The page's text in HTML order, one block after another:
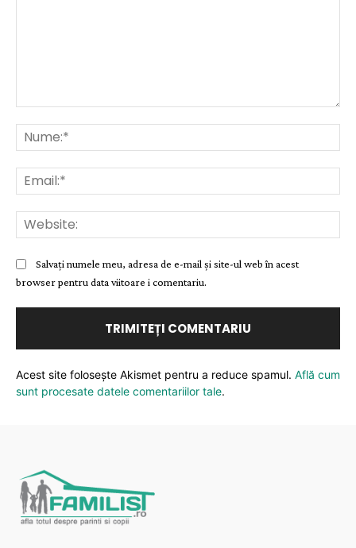
Salvați numele meu, adresa de e-mail și site-ul web în acest
browser pentru data viitoare i comentariu.
Acest site folosește Akismet pentru a reduce spamul. Află cum
sunt procesate datele comentariilor tale.